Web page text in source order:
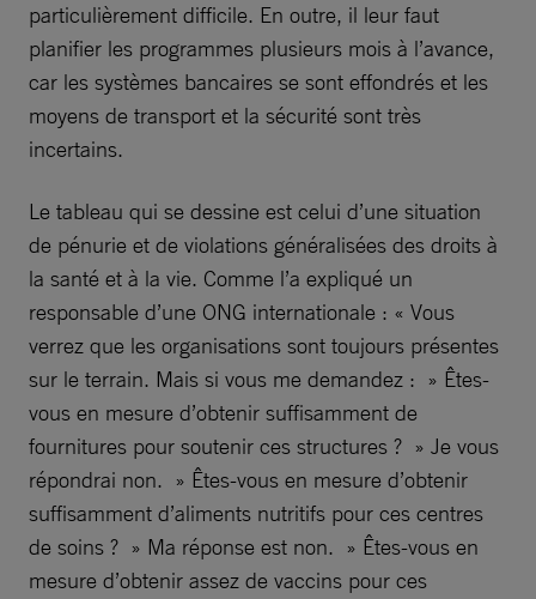
particulièrement difficile. En outre, il leur faut
planifier les programmes plusieurs mois à l’avance,
car les systèmes bancaires se sont effondrés et les
moyens de transport et la sécurité sont très
incertains.
Le tableau qui se dessine est celui d’une situation
de pénurie et de violations généralisées des droits à
la santé et à la vie. Comme l’a expliqué un
responsable d’une ONG internationale : « Vous
verrez que les organisations sont toujours présentes
sur le terrain. Mais si vous me demandez : » Êtes-
vous en mesure d’obtenir suffisamment de
fournitures pour soutenir ces structures ? » Je vous
répondrai non. » Êtes-vous en mesure d’obtenir
suffisamment d’aliments nutritifs pour ces centres
de soins ? » Ma réponse est non. » Êtes-vous en
mesure d’obtenir assez de vaccins pour ces